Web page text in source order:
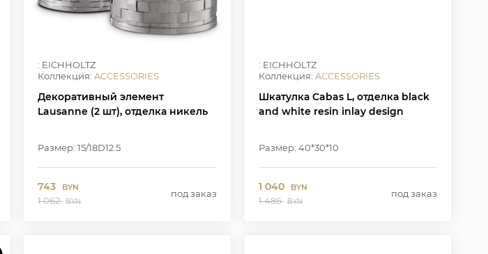
: EICHHOLTZ
Коллекция:ACCESSORIES
Декоративный элемент
Lausanne (2 шт), отделка никель
Размер: 15/18D12.5
743 BYN
1 062 BYN
под заказ
: EICHHOLTZ
Коллекция: ACCESSORIES
Шкатулка Cabas L, отделка black
and white resin inlay design
Размер: 40*30*10
1 040 BYN
1 486 BYN
под заказ